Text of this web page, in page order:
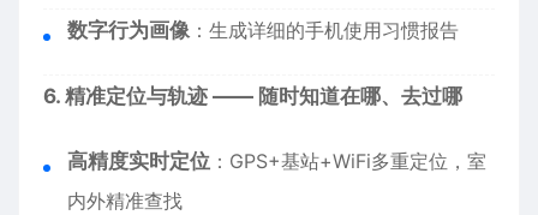
数字行为画像：生成详细的手机使用习惯报告
6. 精准定位与轨迹 —— 随时知道在哪、去过哪
高精度实时定位 ：GPS+基站+WiFi多重定位，室
内外精准查找